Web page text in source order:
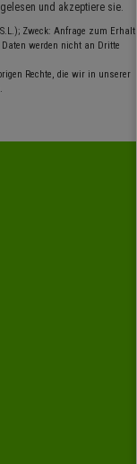
gelesen und akzeptiere sie.
Zweck: Anfrage zum Erhalt
werden nicht an Dritte
Rechte, die wir in unserer